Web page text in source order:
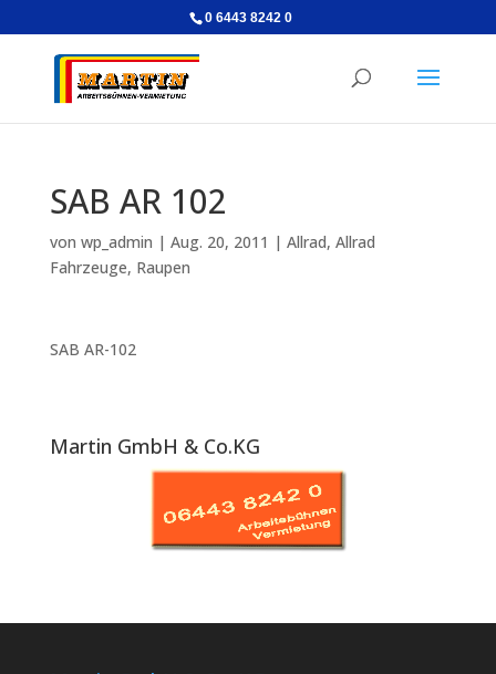
0 6443 8242 0
SAB AR 102
von wp_admin | Aug. 20, 2011 | Allrad, Allrad
Fahrzeuge, Raupen
SAB AR-102
Martin GmbH & Co.KG